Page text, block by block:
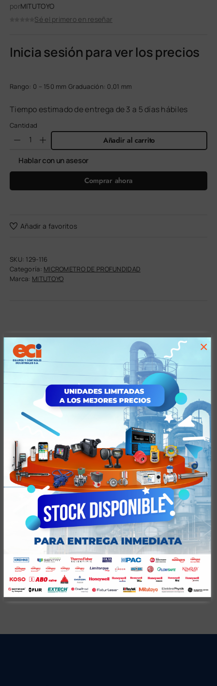
porMITUTOYO
Sé el primero en reseñar
Inicia sesión para ver los precios
Rango: 0 – 150 mm Graduación: 0,01 mm
Tiempo estimado de entrega de 3 a 5 días hábiles
Cantidad
Añadir al carrito
Hablar con un asesor
Comprar ahora
Añadir a favoritos
SKU: 129-116
Categoría: MICROMETRO DE PROFUNDIDAD
Marca: MITUTOYO
Descripción
Descripción
MICRÓMETRO DE PROFUNDIDAD ANÁLOGO
Valoraciones (0)
Vistos recientemente
×